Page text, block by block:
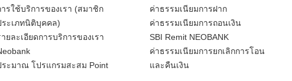
ารใช้บริการของเรา (สมาชิก
ระเภทนิติบุคคล)
ยละเอียดการบริการของเรา
ระมาณ โปรแกรมสะสม Point
ค่าธรรมเนียมการฝาก
ค่าธรรมเนียมการถอนเงิน
SBI Remit NEOBANK
ค่าธรรมเนียมการยกเลิกการโอน
และคืนเงิน